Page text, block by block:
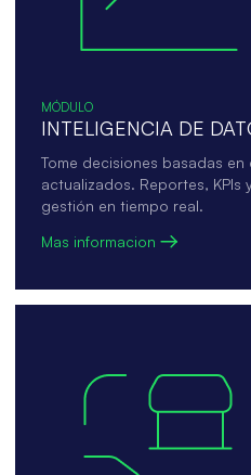
MÓDULO
INTELIGENCIA DE
Tome decisiones basadas
actualizados. Reportes,
gestión en tiempo real.
Mas informacion